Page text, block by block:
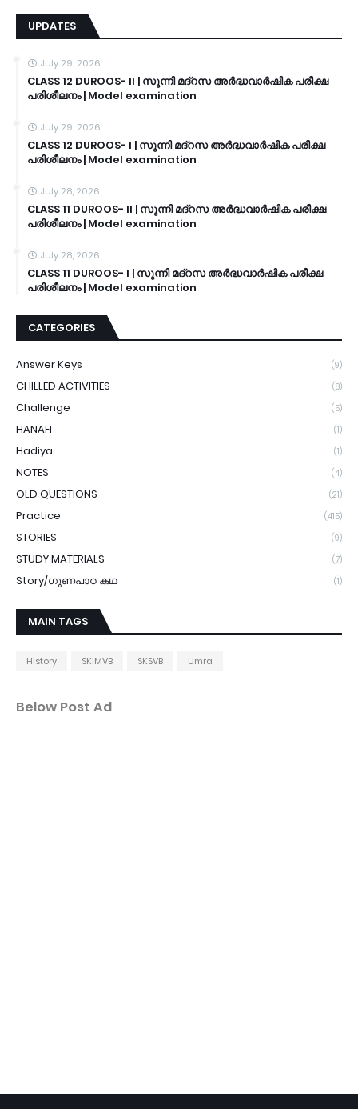
UPDATES
July 29, 2026
CLASS 12 DUROOS- II | സുന്നി മദ്റസ അർദ്ധവാർഷിക പരീക്ഷ
പരിശീലനം | Model examination
July 29, 2026
CLASS 12 DUROOS- I | സുന്നി മദ്റസ അർദ്ധവാർഷിക പരീക്ഷ
പരിശീലനം | Model examination
July 28, 2026
CLASS 11 DUROOS- II | സുന്നി മദ്റസ അർദ്ധവാർഷിക പരീക്ഷ
പരിശീലനം | Model examination
July 28, 2026
CLASS 11 DUROOS- I | സുന്നി മദ്റസ അർദ്ധവാർഷിക പരീക്ഷ
പരിശീലനം | Model examination
CATEGORIES
Answer Keys (9)
CHILLED ACTIVITIES (8)
Challenge (5)
HANAFI (1)
Hadiya (1)
NOTES (4)
OLD QUESTIONS (21)
Practice (415)
STORIES (9)
STUDY MATERIALS (7)
Story/ഗുണപാഠ കഥ (1)
MAIN TAGS
History SKIMVB SKSVB Umra
Below Post Ad